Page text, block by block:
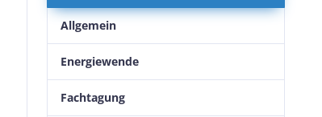
Allgemein
Energiewende
Fachtagung